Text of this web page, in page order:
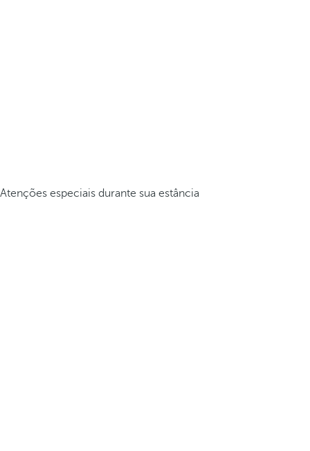
Atenções especiais durante sua estância